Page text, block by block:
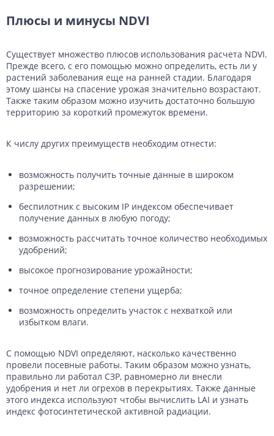
Плюсы и минусы NDVI
Существует множество плюсов использования расчета NDVI.
Прежде всего, с его помощью можно определить, есть ли у
растений заболевания еще на ранней стадии. Благодаря
этому шансы на спасение урожая значительно возрастают.
Также таким образом можно изучить достаточно большую
территорию за короткий промежуток времени.
К числу других преимуществ необходим отнести:
возможность получить точные данные в широком
разрешении;
беспилотник с высоким IP индексом обеспечивает
получение данных в любую погоду;
возможность рассчитать точное количество необходимых
удобрений;
высокое прогнозирование урожайности;
точное определение степени ущерба;
возможность определить участок с нехваткой или
избытком влаги.
С помощью NDVI определяют, насколько качественно
провели посевные работы. Таким образом можно узнать,
правильно ли работал СЗР, равномерно ли внесли
удобрения и нет ли огрехов в перекрытиях. Также данные
этого индекса используют чтобы вычислить LAI и узнать
индекс фотосинтетической активной радиации.